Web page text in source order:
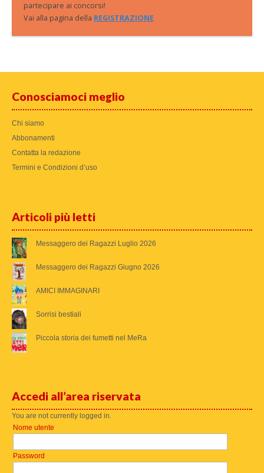
partecipare ai concorsi!
Vai alla pagina della REGISTRAZIONE
Conosciamoci meglio
Chi siamo
Abbonamenti
Contatta la redazione
Termini e Condizioni d’uso
Articoli più letti
Messaggero dei Ragazzi Luglio 2026
Messaggero dei Ragazzi Giugno 2026
AMICI IMMAGINARI
Sorrisi bestiali
Piccola storia dei fumetti nel MeRa
Accedi all’area riservata
You are not currently logged in.
Nome utente
Password